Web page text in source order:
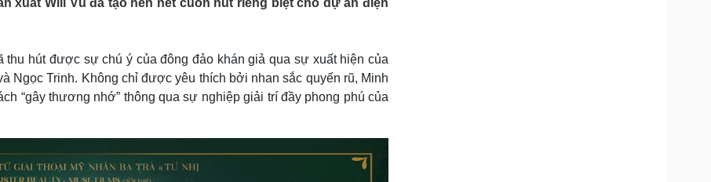
Lịch thi đấu bóng đá
Hậu trường
Doanh nghiệp 24h
Văn hóa
Giải trí
Du lịch
xuất Will Vũ đã tạo nên nét cuốn hút riêng biệt cho dự án điện
thu hút được sự chú ý của đông đảo khán giả qua sự xuất hiện của
Ngọc Trinh. Không chỉ được yêu thích bởi nhan sắc quyến rũ, Minh
“gây thương nhớ” thông qua sự nghiệp giải trí đầy phong phú của